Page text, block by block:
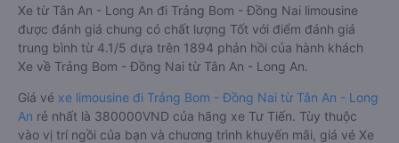
Xe từ Tân An - Long An đi Trảng Bom - Đồng Nai limousine
được đánh giá chung có chất lượng Tốt với điểm đánh giá
trung bình từ 4.1/5 dựa trên 1894 phản hồi của hành khách
Xe về Trảng Bom - Đồng Nai từ Tân An - Long An.
Giá vé xe limousine đi Trảng Bom - Đồng Nai từ Tân An - Long
An rẻ nhất là 380000VND của hãng xe Tư Tiến. Tùy thuộc
vào vị trí ngồi của bạn và chương trình khuyến mãi, giá vé Xe